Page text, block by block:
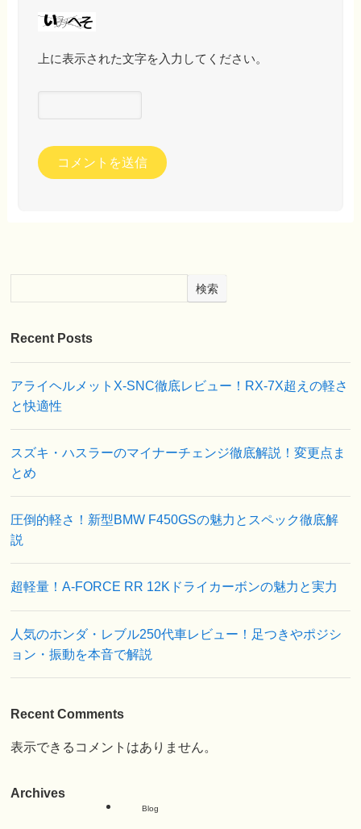
上に表示された文字を入力してください。
検索
Recent Posts
アライヘルメットX-SNC徹底レビュー！RX-7X超えの軽さ
と快適性
スズキ・ハスラーのマイナーチェンジ徹底解説！変更点ま
とめ
圧倒的軽さ！新型BMW F450GSの魅力とスペック徹底解
説
超軽量！A-FORCE RR 12Kドライカーボンの魅力と実力
人気のホンダ・レブル250代車レビュー！足つきやポジシ
ョン・振動を本音で解説
Recent Comments
表示できるコメントはありません。
Archives
Blog